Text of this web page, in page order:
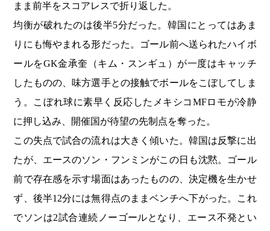
まま前半をスコアレスで折り返した。
均衡が破れたのは後半5分だった。韓国にとってはあま
りにも悔やまれる形だった。ゴール前へ送られたハイボ
ールをGK金承奎（キム・スンギュ）が一度はキャッチ
したものの、味方選手との接触でボールをこぼしてしま
う。こぼれ球に素早く反応したメキシコMFロモが冷静
に押し込み、開催国が待望の先制点を奪った。
この失点で試合の流れは大きく傾いた。韓国は反撃に出
たが、エースのソン・フンミンがこの日も沈黙。ゴール
前で存在感を示す場面はあったものの、決定機を生かせ
ず、後半12分には無得点のままベンチへ下がった。これ
でソンは2試合連続ノーゴールとなり、エース不発とい